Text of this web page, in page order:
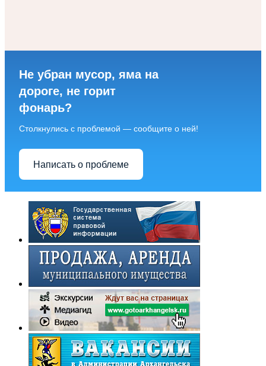
Не убран мусор, яма на
дороге, не горит
фонарь?
Столкнулись с проблемой — сообщите о ней!
Написать о проблеме